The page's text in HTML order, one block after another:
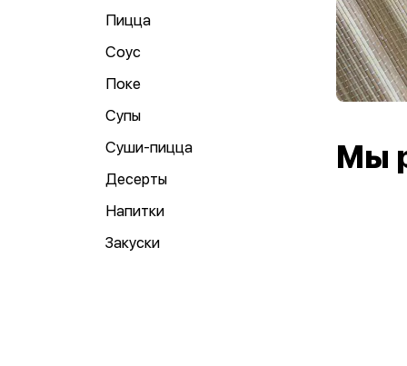
Пицца
Соус
Поке
Супы
Суши-пицца
Десерты
Напитки
Закуски
Мы